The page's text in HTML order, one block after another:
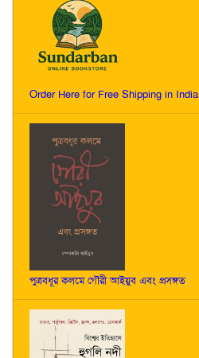
Order Here for Free Shipping in India
পুত্রবধূর কলমে গৌরী আইয়ুব এবং প্রসঙ্গত